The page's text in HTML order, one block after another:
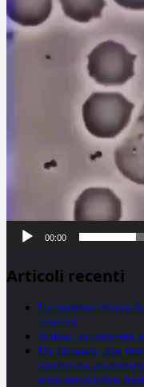
Player
00:00
Articoli recenti
La proteina chiave
neuroni
Statine: inutilmente
Un farmaco, due
carcinoma
seno metastatico